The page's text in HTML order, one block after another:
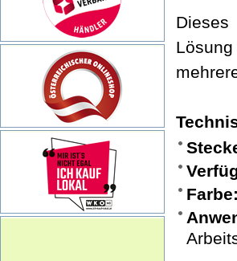
Farbe: